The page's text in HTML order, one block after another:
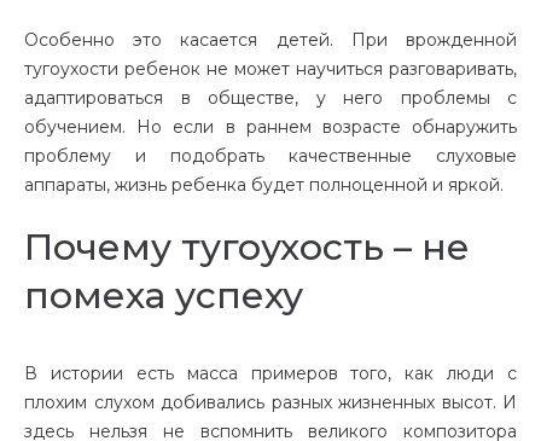
Особенно это касается детей. При врожденной
тугоухости ребенок не может научиться разговаривать,
адаптироваться в обществе, у него проблемы с
обучением. Но если в раннем возрасте обнаружить
проблему и подобрать качественные слуховые
аппараты, жизнь ребенка будет полноценной и яркой.
Почему тугоухость – не
помеха успеху
В истории есть масса примеров того, как люди с
плохим слухом добивались разных жизненных высот. И
здесь нельзя не вспомнить великого композитора